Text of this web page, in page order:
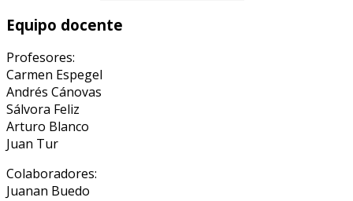
Equipo docente
Profesores:
Carmen Espegel
Andrés Cánovas
Sálvora Feliz
Arturo Blanco
Juan Tur
Colaboradores:
Juanan Buedo